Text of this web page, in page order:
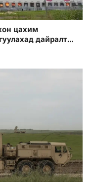
цахим
дайралт